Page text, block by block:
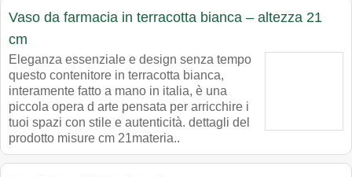
Vaso da farmacia in terracotta bianca – altezza 21
cm
Eleganza essenziale e design senza tempo
questo contenitore in terracotta bianca,
interamente fatto a mano in italia, è una
piccola opera d arte pensata per arricchire i
tuoi spazi con stile e autenticità. dettagli del
prodotto misure cm 21materia..